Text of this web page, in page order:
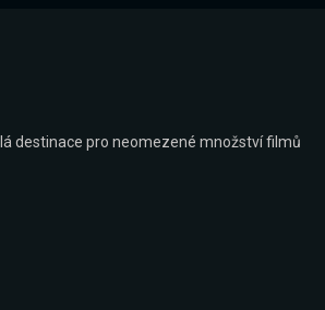
destinace pro neomezené množství filmů